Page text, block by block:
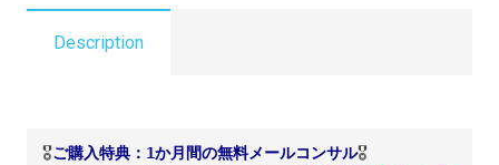
付
き：
帳
Description
🎖ご購入特典：1か月間の無料メールコンサル🎖